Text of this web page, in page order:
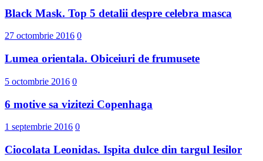
Black Mask. Top 5 detalii despre celebra masca
27 octombrie 2016 0
Lumea orientala. Obiceiuri de frumusete
5 octombrie 2016 0
6 motive sa vizitezi Copenhaga
1 septembrie 2016 0
Ciocolata Leonidas. Ispita dulce din targul Iesilor